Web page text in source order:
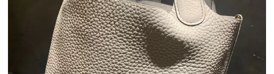
宅配買取を申し込む
無料の宅配キットをお届けします